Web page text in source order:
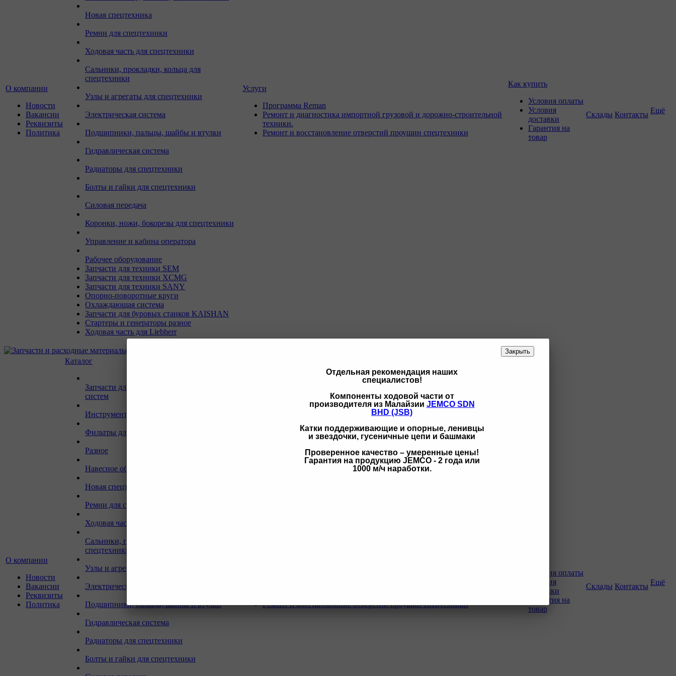
Закрыть
Отдельная рекомендация наших
специалистов!
Компоненты ходовой части от
производителя из Малайзии JEMCO SDN
BHD (JSB)
Катки поддерживающие и опорные, ленивцы
и звездочки, гусеничные цепи и башмаки
Проверенное качество – умеренные цены!
Гарантия на продукцию JEMCO - 2 года или
1000 м/ч наработки.
О компании
Новости
Вакансии
Реквизиты
Политика
Новая спецтехника
Ремни для спецтехники
Ходовая часть для спецтехники
Сальники, прокладки, кольца для
спецтехники
Узлы и агрегаты для спецтехники
Электрическая система
Подшипники, пальцы, шайбы и втулки
Гидравлическая система
Радиаторы для спецтехники
Болты и гайки для спецтехники
Силовая передача
Коронки, ножи, бокорезы для спецтехники
Управление и кабина оператора
Рабочее оборудование
Запчасти для техники SEM
Запчасти для техники XCMG
Запчасти для техники SANY
Опорно-поворотные круги
Охлаждающая система
Запчасти для буровых станков KAISHAN
Стартеры и генераторы разное
Ходовая часть для Liebherr
Услуги
Программа Reman
Ремонт и диагностика импортной грузовой и дорожно-строительной
техники.
Ремонт и восстановление отверстий проушин спецтехники
Как купить
Условия оплаты
Условия
доставки
Гарантия на
товар
Склады Контакты Ещё
О компании
Новости
Вакансии
Реквизиты
Политика
Каталог
Запчасти для двигателей и сопутствующих
систем
Инструмент и материалы для СТО
Фильтры для спецтехники
Разное
Навесное оборудование для экскаваторов
Новая спецтехника
Ремни для спецтехники
Ходовая часть для спецтехники
Сальники, прокладки, кольца для
спецтехники
Узлы и агрегаты для спецтехники
Электрическая система
Подшипники, пальцы, шайбы и втулки
Гидравлическая система
Радиаторы для спецтехники
Болты и гайки для спецтехники
Ремонт и восстановление отверстий проушин спецтехники
Условия оплаты
Условия
доставки
Гарантия на
товар
Склады Контакты Ещё